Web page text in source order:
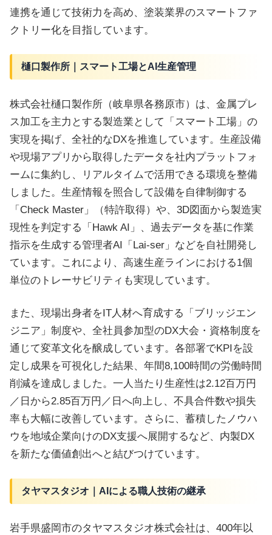
連携を通じて技術力を高め、塗装業界のスマートファ
クトリー化を目指しています。
樋口製作所｜スマート工場とAI生産管理
株式会社樋口製作所（岐阜県各務原市）は、金属プレ
ス加工を主力とする製造業として「スマート工場」の
実現を掲げ、全社的なDXを推進しています。生産設備
や現場アプリから取得したデータを社内プラットフォ
ームに集約し、リアルタイムで活用できる環境を整備
しました。生産情報を照合して設備を自律制御する
「Check Master」（特許取得）や、3D図面から製造実
現性を判定する「Hawk AI」、過去データを基に作業
指示を生成する管理者AI「Lai-ser」などを自社開発し
ています。これにより、高速生産ラインにおける1個
単位のトレーサビリティも実現しています。
また、現場出身者をIT人材へ育成する「ブリッジエン
ジニア」制度や、全社員参加型のDX大会・資格制度を
通じて変革文化を醸成しています。各部署でKPIを設
定し成果を可視化した結果、年間8,100時間の労働時間
削減を達成しました。一人当たり生産性は2.12百万円
／日から2.85百万円／日へ向上し、不具合件数や損失
率も大幅に改善しています。さらに、蓄積したノウハ
ウを地域企業向けのDX支援へ展開するなど、内製DX
を新たな価値創出へと結びつけています。
タヤマスタジオ｜AIによる職人技術の継承
岩手県盛岡市のタヤマスタジオ株式会社は、400年以